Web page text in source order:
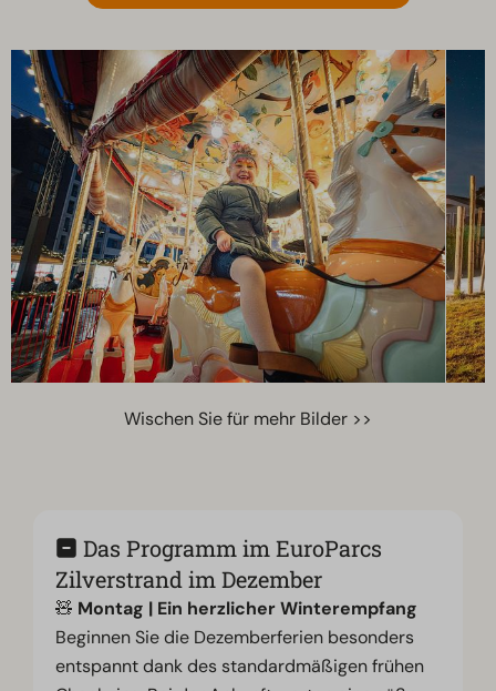
Wischen Sie für mehr Bilder >>
Das Programm im EuroParcs
Zilverstrand im Dezember
🧸 Montag | Ein herzlicher Winterempfang
Beginnen Sie die Dezemberferien besonders
entspannt dank des standardmäßigen frühen